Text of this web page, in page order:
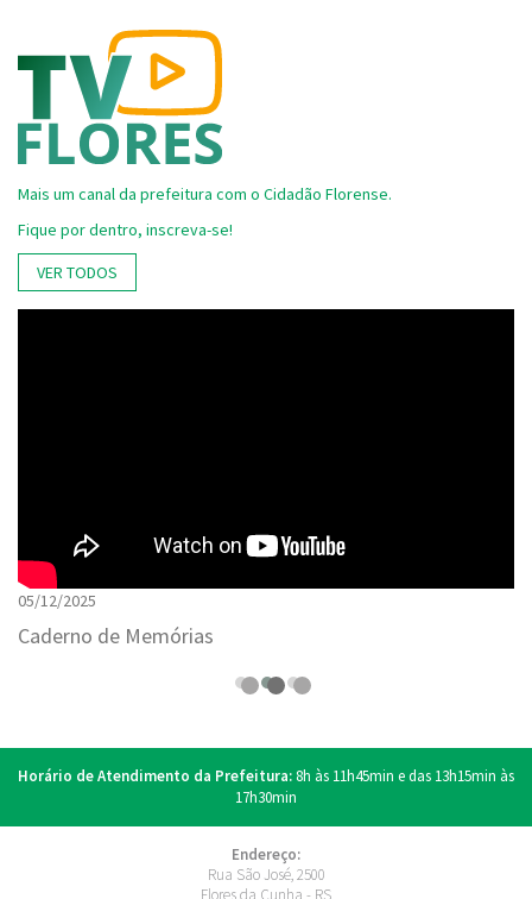
Mais um canal da prefeitura com o Cidadão Florense.
Fique por dentro, inscreva-se!
VER TODOS
05/12/2025
Caderno de Memórias
Horário de Atendimento da Prefeitura:8h às 11h45min e das 13h15min às
17h30min
Endereço:
Rua São José, 2500